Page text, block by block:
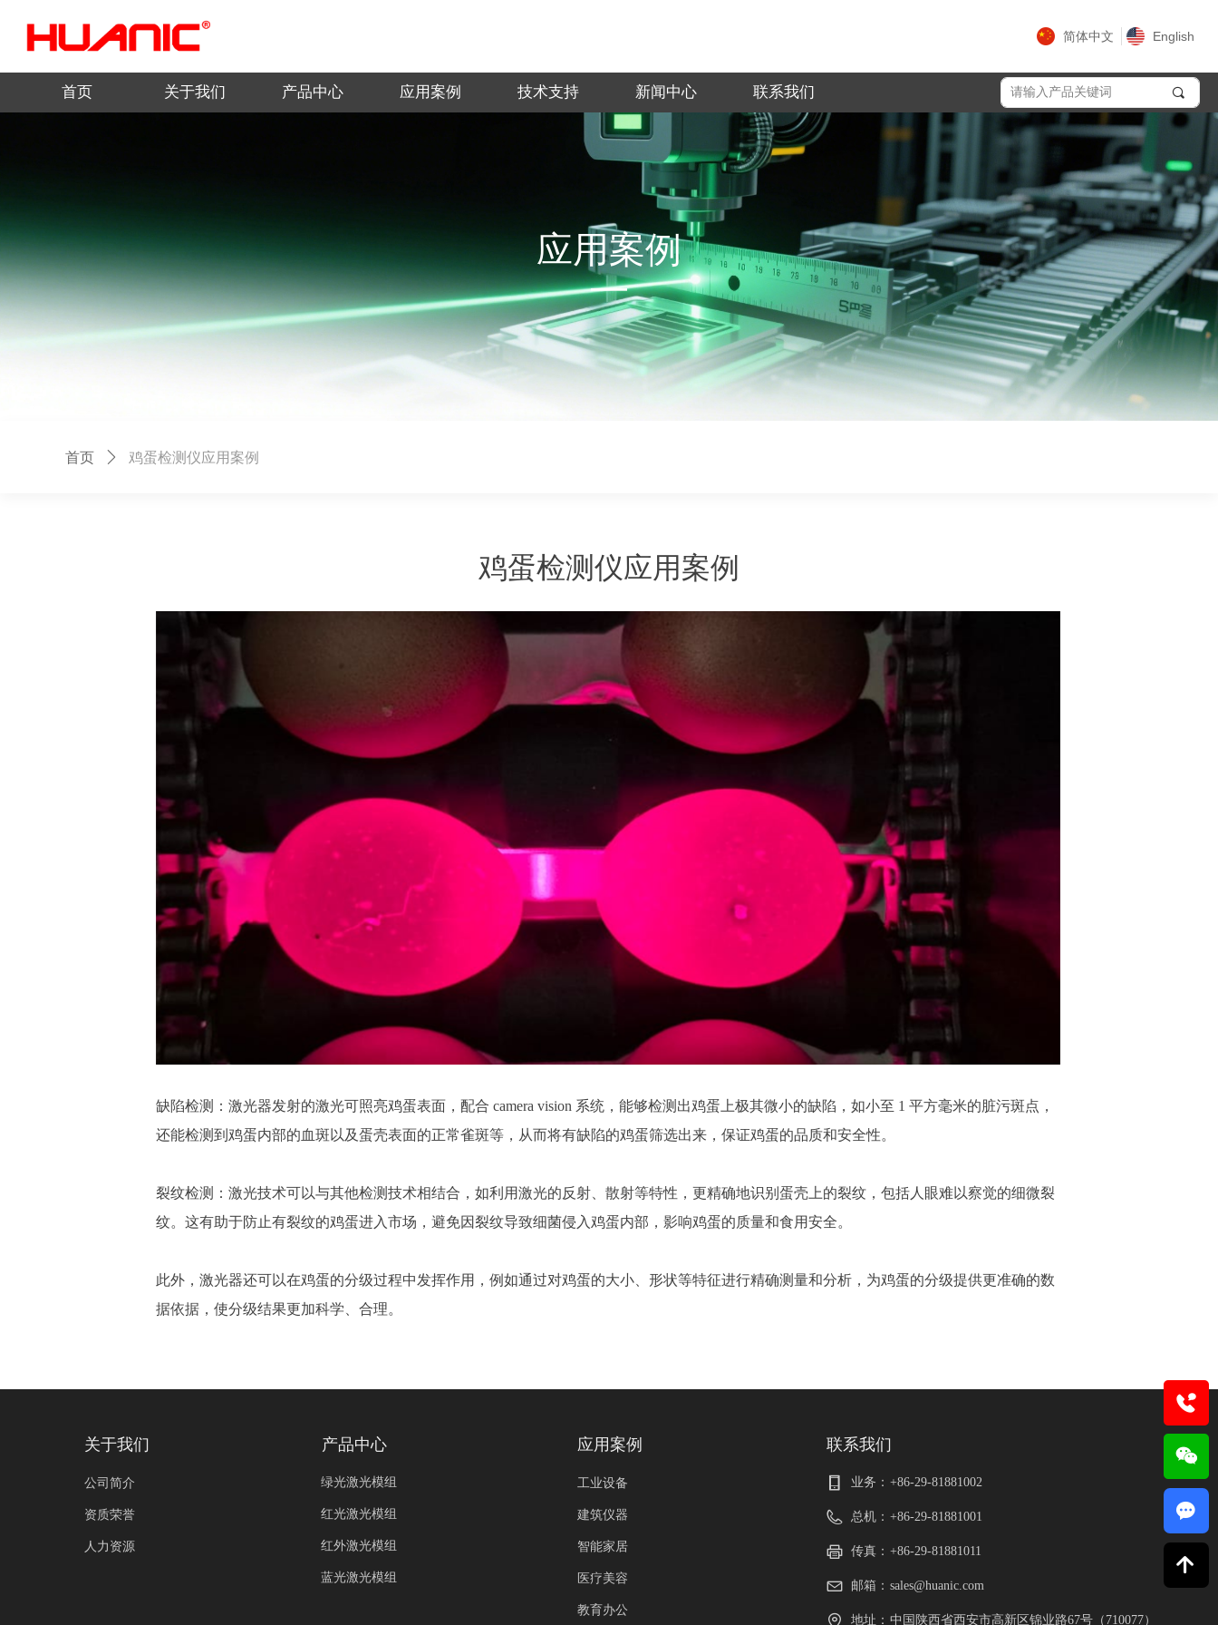
끠
首页 关于我们 产品中心 应用案例 技术支持 新闻中心 联系我们
简体中文 English
首页 ꄲ 鸡蛋检测仪应用案例
鸡蛋检测仪应用案例
缺陷检测：激光器发射的激光可照亮鸡蛋表面，配合 camera vision 系统，能够检测出鸡蛋上极其微小的缺陷，如小至 1 平方毫米的脏污斑点，
还能检测到鸡蛋内部的血斑以及蛋壳表面的正常雀斑等，从而将有缺陷的鸡蛋筛选出来，保证鸡蛋的品质和安全性。
裂纹检测：激光技术可以与其他检测技术相结合，如利用激光的反射、散射等特性，更精确地识别蛋壳上的裂纹，包括人眼难以察觉的细微裂
纹。这有助于防止有裂纹的鸡蛋进入市场，避免因裂纹导致细菌侵入鸡蛋内部，影响鸡蛋的质量和食用安全。
此外，激光器还可以在鸡蛋的分级过程中发挥作用，例如通过对鸡蛋的大小、形状等特征进行精确测量和分析，为鸡蛋的分级提供更准确的数
据依据，使分级结果更加科学、合理。
应用案例
—
联系我们
业务： +86-29-81881002
总机： +86-29-81881001
传真： +86-29-81881011
邮箱： sales@huanic.com
地址： 中国陕西省西安市高新区锦业路67号（710077）
应用案例
工业设备
建筑仪器
智能家居
医疗美容
教育办公
关于我们
公司简介
资质荣誉
人力资源
产品中心
绿光激光模组
红光激光模组
红外激光模组
蓝光激光模组
끁
녕